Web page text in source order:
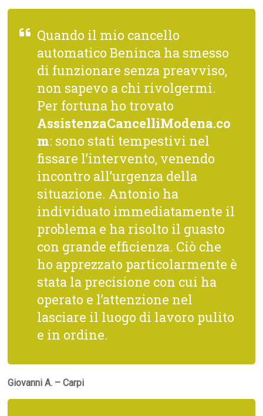
Quando il mio cancello
automatico Beninca ha smesso
di funzionare senza preavviso,
non sapevo a chi rivolgermi.
Per fortuna ho trovato
AssistenzaCancelliModena.co
m: sono stati tempestivi nel
fissare l’intervento, venendo
incontro all’urgenza della
situazione. Antonio ha
individuato immediatamente il
problema e ha risolto il guasto
con grande efficienza. Ciò che
ho apprezzato particolarmente è
stata la precisione con cui ha
operato e l’attenzione nel
lasciare il luogo di lavoro pulito
e in ordine.
Giovanni A. – Carpi